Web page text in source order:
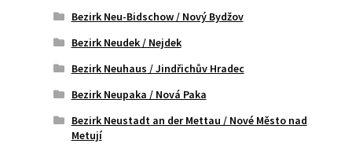
Bezirk Neu-Bidschow / Nový Bydžov
Bezirk Neudek / Nejdek
Bezirk Neuhaus / Jindřichův Hradec
Bezirk Neupaka / Nová Paka
Bezirk Neustadt an der Mettau / Nové Město nad
Metují